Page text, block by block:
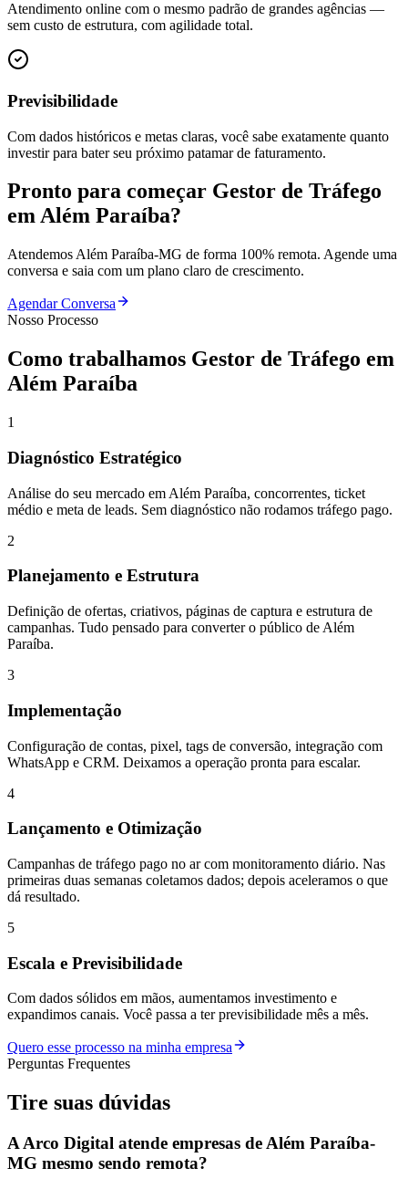
Atendimento online com o mesmo padrão de grandes agências —
sem custo de estrutura, com agilidade total.
Previsibilidade
Com dados históricos e metas claras, você sabe exatamente quanto
investir para bater seu próximo patamar de faturamento.
Pronto para começar Gestor de Tráfego
emAlém Paraíba?
Atendemos Além Paraíba-MG de forma 100% remota. Agende uma
conversa e saia com um plano claro de crescimento.
Agendar Conversa
Nosso Processo
Como trabalhamos Gestor de Tráfego em
Além Paraíba
1
Diagnóstico Estratégico
Análise do seu mercado em Além Paraíba, concorrentes, ticket
médio e meta de leads. Sem diagnóstico não rodamos tráfego pago.
2
Planejamento e Estrutura
Definição de ofertas, criativos, páginas de captura e estrutura de
campanhas. Tudo pensado para converter o público de Além
Paraíba.
3
Implementação
Configuração de contas, pixel, tags de conversão, integração com
WhatsApp e CRM. Deixamos a operação pronta para escalar.
4
Lançamento e Otimização
Campanhas de tráfego pago no ar com monitoramento diário. Nas
primeiras duas semanas coletamos dados; depois aceleramos o que
dá resultado.
5
Escala e Previsibilidade
Com dados sólidos em mãos, aumentamos investimento e
expandimos canais. Você passa a ter previsibilidade mês a mês.
Quero esse processo na minha empresa
Perguntas Frequentes
Tire suas dúvidas
A Arco Digital atende empresas de Além Paraíba-
MG mesmo sendo remota?